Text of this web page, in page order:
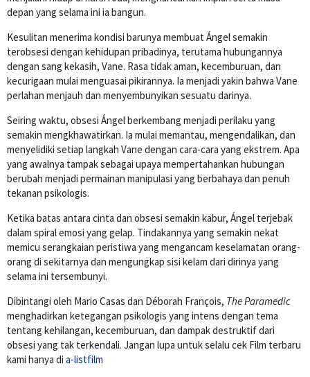
depan yang selama ini ia bangun.
Kesulitan menerima kondisi barunya membuat Ángel semakin
terobsesi dengan kehidupan pribadinya, terutama hubungannya
dengan sang kekasih, Vane. Rasa tidak aman, kecemburuan, dan
kecurigaan mulai menguasai pikirannya. Ia menjadi yakin bahwa Vane
perlahan menjauh dan menyembunyikan sesuatu darinya.
Seiring waktu, obsesi Ángel berkembang menjadi perilaku yang
semakin mengkhawatirkan. Ia mulai memantau, mengendalikan, dan
menyelidiki setiap langkah Vane dengan cara-cara yang ekstrem. Apa
yang awalnya tampak sebagai upaya mempertahankan hubungan
berubah menjadi permainan manipulasi yang berbahaya dan penuh
tekanan psikologis.
Ketika batas antara cinta dan obsesi semakin kabur, Ángel terjebak
dalam spiral emosi yang gelap. Tindakannya yang semakin nekat
memicu serangkaian peristiwa yang mengancam keselamatan orang-
orang di sekitarnya dan mengungkap sisi kelam dari dirinya yang
selama ini tersembunyi.
Dibintangi oleh Mario Casas dan Déborah François, The Paramedic
menghadirkan ketegangan psikologis yang intens dengan tema
tentang kehilangan, kecemburuan, dan dampak destruktif dari
obsesi yang tak terkendali. Jangan lupa untuk selalu cek Film terbaru
kami hanya di a-listfilm